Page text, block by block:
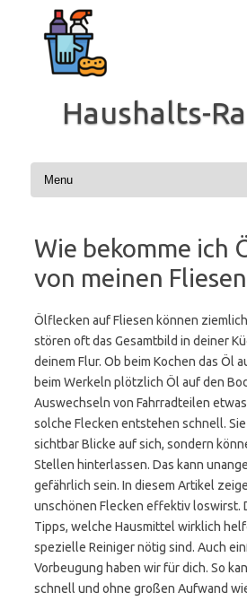
Inhalt
springen
Haushalts-
Wie bekomme ich
von meinen
Ölflecken auf Fliesen können
stören oft das Gesamtbild in deiner
deinem Flur. Ob beim Kochen das Öl
beim Werkeln plötzlich Öl auf den
Auswechseln von Fahrradteilen
solche Flecken entstehen schnell.
sichtbar Blicke auf sich, sondern
Stellen hinterlassen. Das kann
gefährlich sein. In diesem Artikel
unschönen Flecken effektiv loswirst.
Tipps, welche Hausmittel wirklich
spezielle Reiniger nötig sind. Auch
Vorbeugung haben wir für dich. So
schnell und ohne großen Aufwand